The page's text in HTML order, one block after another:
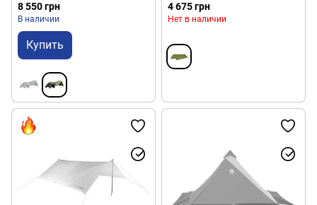
8 550 грн
В наличии
Купить
4 675 грн
Нет в наличии